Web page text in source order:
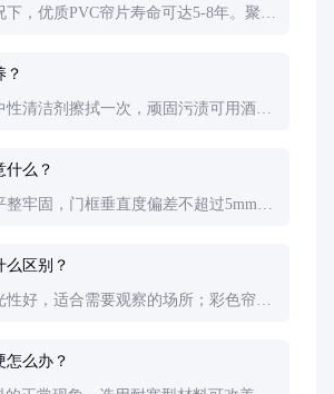
下，优质PVC帘片寿命可达5-8年。聚酯
？
性清洁剂擦拭一次，顽固污渍可用酒精
什么？
整牢固，门框垂直度偏差不超过5mm。
么区别？
性好，适合需要观察的场所；彩色帘片
怎么办？